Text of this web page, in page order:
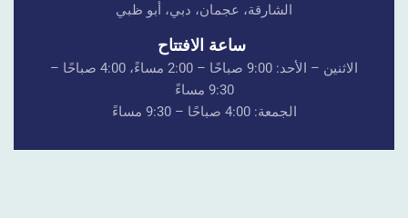
الشارقة، عجمان، دبي، أبو ظبي
ساعة الافتتاح
الاثنين – الأحد: 9:00 صباحًا – 2:00 مساءً، 4:00 صباحًا –
9:30 مساءً
الجمعة: 4:00 صباحًا – 9:30 مساءً